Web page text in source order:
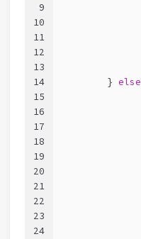
9
10
11
12
13
14
15
16
17
18
19
20
21
22
23
24
	}
else